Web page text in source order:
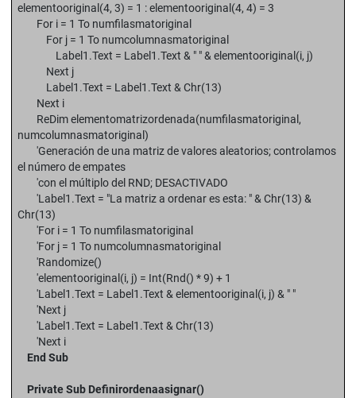
elementooriginal(4, 3) = 1 : elementooriginal(4, 4) = 3
For i = 1 To numfilasmatoriginal
For j = 1 To numcolumnasmatoriginal
Label1.Text = Label1.Text & " " & elementooriginal(i, j)
Next j
Label1.Text = Label1.Text & Chr(13)
Next i
ReDim elementomatrizordenada(numfilasmatoriginal,
numcolumnasmatoriginal)
'Generación de una matriz de valores aleatorios; controlamos
el número de empates
'con el múltiplo del RND; DESACTIVADO
'Label1.Text = "La matriz a ordenar es esta: " & Chr(13) &
Chr(13)
'For i = 1 To numfilasmatoriginal
'For j = 1 To numcolumnasmatoriginal
'Randomize()
'elementooriginal(i, j) = Int(Rnd() * 9) + 1
'Label1.Text = Label1.Text & elementooriginal(i, j) & " "
'Next j
'Label1.Text = Label1.Text & Chr(13)
'Next i
End Sub
Private Sub Definirordenaasignar()